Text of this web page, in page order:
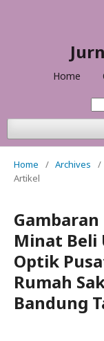
Home
Home / Archives /
Artikel
Minat Beli
Optik
Rumah
Bandung